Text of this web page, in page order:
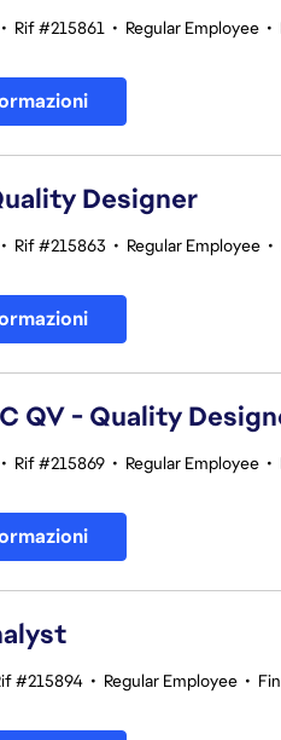
• Rif #215861 • Regular Employee •
Designer
• Rif #215863 • Regular Employee •
QV - Quality
• Rif #215869 • Regular Employee •
#215894 • Regular Employee •